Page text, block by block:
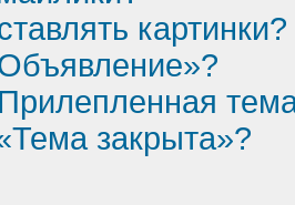
картинки?
закрыта»?